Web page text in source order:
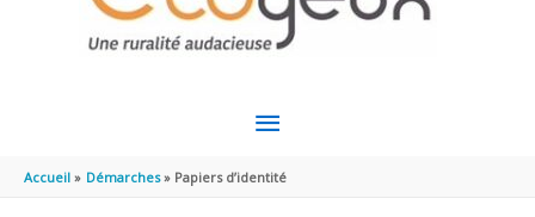
MENU
PRINCIPAL
Accueil Démarches Papiers d’identité